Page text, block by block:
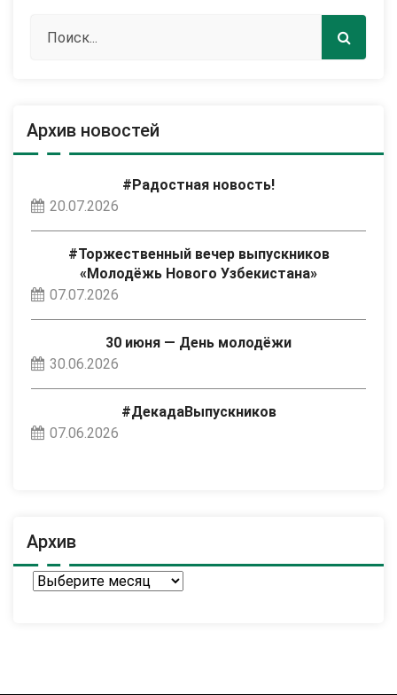
Архив новостей
#Радостная новость!
20.07.2026
#Торжественный вечер выпускников
«Молодёжь Нового Узбекистана»
07.07.2026
30 июня — День молодёжи
30.06.2026
#ДекадаВыпускников
07.06.2026
Архив
Архив